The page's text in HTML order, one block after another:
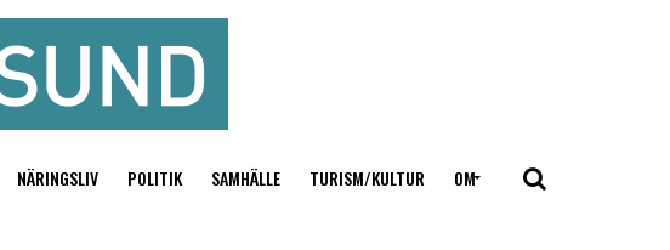
NÄRINGSLIV POLITIK SAMHÄLLE TURISM/KULTUR OM